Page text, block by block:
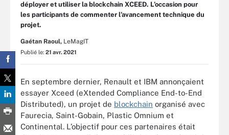
déployer et utiliser la blockchain XCEED. L’occasion pour
les participants de commenter l’avancement technique du
projet.
Gaétan Raoul, LeMagIT
Publié le: 21 avr. 2021
En septembre dernier, Renault et IBM annonçaient
essayer Xceed (eXtended Compliance End-to-End
Distributed), un projet de blockchain organisé avec
Faurecia, Saint-Gobain, Plastic Omnium et
Continental. L’objectif pour ces partenaires était